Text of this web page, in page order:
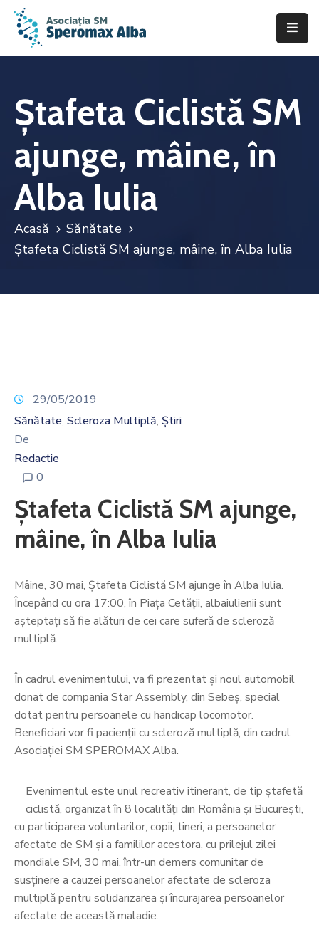
noi
Scleroza
Multiplă
Asistență
&
Suport
Fii
ajutor
Ștafeta Ciclistă SM
ajunge, mâine, în
Alba Iulia
Acasă
Sănătate
Ștafeta Ciclistă SM ajunge, mâine, în Alba Iulia
29/05/2019
Sănătate‚ Scleroza Multiplă‚ Știri
De
Redactie
0
Ștafeta Ciclistă SM ajunge,
mâine, în Alba Iulia
Mâine, 30 mai, Ștafeta Ciclistă SM ajunge în Alba Iulia.
Începând cu ora 17:00, în Piața Cetății, albaiulienii sunt
așteptați să fie alături de cei care suferă de scleroză
multiplă.
În cadrul evenimentului, va fi prezentat și noul automobil
donat de compania Star Assembly, din Sebeș, special
dotat pentru persoanele cu handicap locomotor.
Beneficiari vor fi pacienții cu scleroză multiplă, din cadrul
Asociației SM SPEROMAX Alba.
Evenimentul este unul recreativ itinerant, de tip ștafetă
ciclistă, organizat în 8 localități din România și București,
cu participarea voluntarilor, copii, tineri, a persoanelor
afectate de SM și a famililor acestora, cu prilejul zilei
mondiale SM, 30 mai, într-un demers comunitar de
susținere a cauzei persoanelor afectate de scleroza
multiplă pentru solidarizarea și încurajarea persoanelor
afectate de această maladie.